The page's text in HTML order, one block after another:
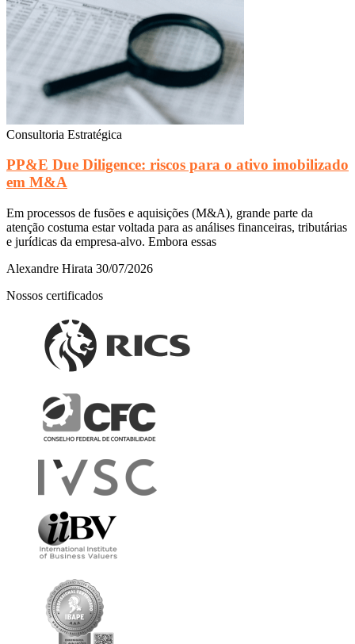
Consultoria Estratégica
PP&E Due Diligence: riscos para o ativo imobilizado
em M&A
Em processos de fusões e aquisições (M&A), grande parte da
atenção costuma estar voltada para as análises financeiras, tributárias
e jurídicas da empresa-alvo. Embora essas
Alexandre Hirata 30/07/2026
Nossos certificados